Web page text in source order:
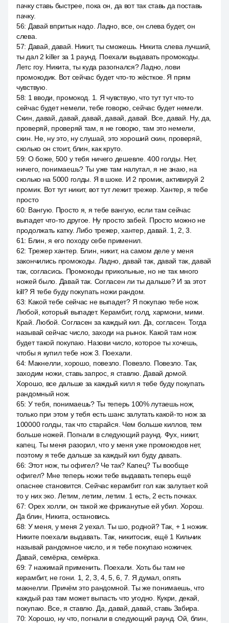
пачку ставь быстрее, пока он, да вот так ставь да поставь
пачку.
56: Давай впритык надо. Ладно, все, он слева будет, он
слева.
57: Давай, давай. Никит, ты сможешь. Никита слева лучший,
ты дал 2 killer за 1 раунд. Поехали выдавать промокоды.
Летс гоу. Никита, ты куда разогнался? Ладно, лови
промокодик. Вот сейчас будет что-то жёсткое. Я прям
чувствую.
58: 1 вводи, промокод. 1. Я чувствую, что тут тут что-то
сейчас будет немели, тебе говорю, сейчас будет немели.
Скин, давай, давай, давай, давай, давай. Все, давай. Ну, да,
проверяй, проверяй там, я не говорю, там это немели,
скин. Не, ну это, ну слушай, это хороший скин, проверяй,
сколько он стоит, блин, как круто.
59: О боже, 500 у тебя ничего дешевле. 400 голды. Нет,
ничего, понимаешь? Ты уже там налутал, я не знаю, на
сколько на 5000 голды. Я в шоке. И 2 промик, активируй 2
промик. Вот тут никит, вот тут лежит трежер. Хантер, я тебе
просто
60: Вангую. Просто я, я тебе вангую, если там сейчас
выпадет что-то другое. Ну просто забей. Просто можно не
продолжать катку. Либо трежер, хантер, давай. 1, 2, 3.
61: Блин, я его походу себе применил.
62: Трежер хантер. Блин, никит, на самом деле у меня
закончились промокоды. Ладно, давай так, давай так, давай
так, согласись. Промокоды прикольные, но не так много
ножей было. Давай так. Согласен ли ты дальше? И за этот
kill? Я тебе буду покупать ножи рандом.
63: Какой тебе сейчас не выпадет? Я покупаю тебе нож.
Любой, который выпадет. Керамбит, голд, хармони, мими.
Край. Любой. Согласен за каждый кил. Да, согласен. Тогда
называй сейчас число, заходи на рынок. Какой там нож
будет такой покупаю. Назови число, которое ты хочешь,
чтобы я купил тебе нож 3. Поехали.
64: Макнелли, хорошо, повезло. Повезло. Повезло. Так,
заходим ножи, ставь запрос, я ставлю. Давай домой.
Хорошо, все дальше за каждый килл я тебе буду покупать
рандомный нож.
65: У тебя, понимаешь? Ты теперь 100% лутаешь нож,
только при этом у тебя есть шанс залутать какой-то нож за
100000 голды, так что старайся. Чем больше киллов, тем
больше ножей. Погнали в следующий раунд. Фух, никит,
капец. Ты меня разорил, что у меня уже промокодов нет,
поэтому я тебе дальше за каждый кил буду давать.
66: Этот нож, ты офигел? Че так? Капец? Ты вообще
офигел? Мне теперь ножи тебе выдавать теперь ещё
опаснее становится. Сейчас керамбит гол как залутает кой
то у них эко. Летим, летим, летим. 1 есть, 2 есть почках.
67: Орех холли, он такой же фриканутые ей убил. Хорош.
Да блин, Никита, остановись.
68: У меня, у меня 2 уехал. Ты шо, родной? Так, + 1 ножик.
Никите поехали выдавать. Так, никитосик, ещё 1 Кильчик
называй рандомное число, и я тебе покупаю ножичек.
Давай, семёрка, семёрка.
69: 7 нажимай применить. Поехали. Хоть бы там не
керамбит, не гони. 1, 2, 3, 4, 5, 6, 7. Я думал, опять
макнелли. Причём это рандомной. Ты же понимаешь, что
каждый раз там может выпасть что угодно. Кукри, декай,
покупаю. Все, я ставлю. Да, давай, давай, ставь Забира.
70: Хорошо, ну что, погнали в следующий раунд. Ой, блин,